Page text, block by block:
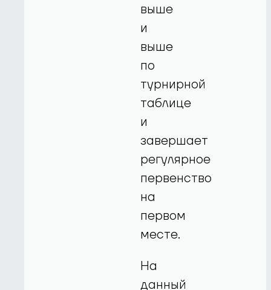
выше
и
выше
по
турнирной
таблице
и
завершает
регулярное
первенство
на
первом
месте.
На
данный